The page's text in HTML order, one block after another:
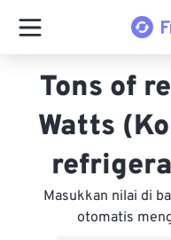
Tons of
Watts
Masukkan nilai di
otomatis